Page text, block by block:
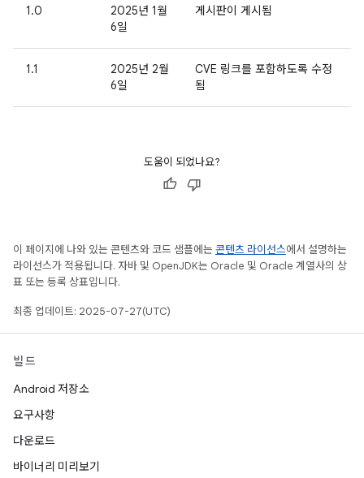
1.0
2025년 1월
6일
게시판이 게시됨
1.1
2025년 2월
6일
CVE 링크를 포함하도록 수정
됨
도움이 되었나요?
이 페이지에 나와 있는 콘텐츠와 코드 샘플에는 콘텐츠 라이선스에서 설명하는
라이선스가 적용됩니다. 자바 및 OpenJDK는 Oracle 및 Oracle 계열사의 상
표 또는 등록 상표입니다.
최종 업데이트: 2025-07-27(UTC)
빌드
Android 저장소
요구사항
다운로드
바이너리 미리보기